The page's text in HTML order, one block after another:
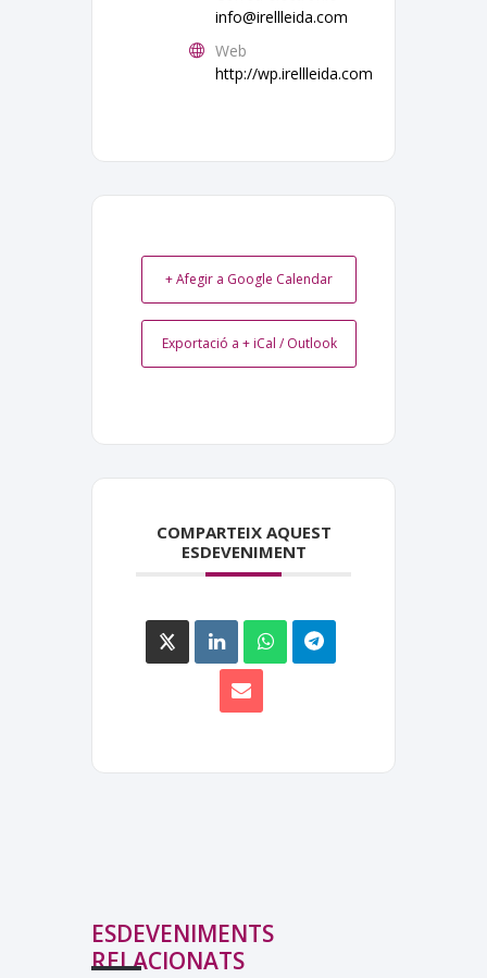
info@irellleida.com
Web
http://wp.irellleida.com
+ Afegir a Google Calendar
Exportació a + iCal / Outlook
COMPARTEIX AQUEST
ESDEVENIMENT
ESDEVENIMENTS
RELACIONATS